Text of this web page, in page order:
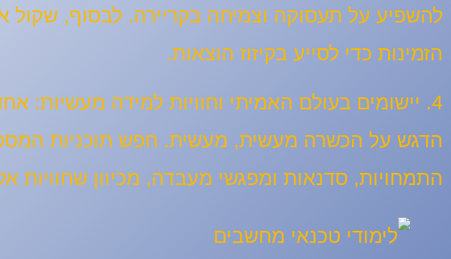
להשפיע על תעסוקה וצמיחה בקריירה. לבסוף, שקול
הזמינות כדי לסייע בקיזוז הוצאות.
4. יישומים בעולם האמיתי וחוויות למידה מעשיות:
הדגש על הכשרה מעשית, מעשית. חפש תוכניות
התמחויות, סדנאות ומפגשי מעבדה, מכיוון שחוויות